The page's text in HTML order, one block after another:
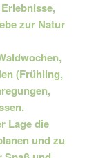
zur Natur
(Frühling,
Lage die
und zu